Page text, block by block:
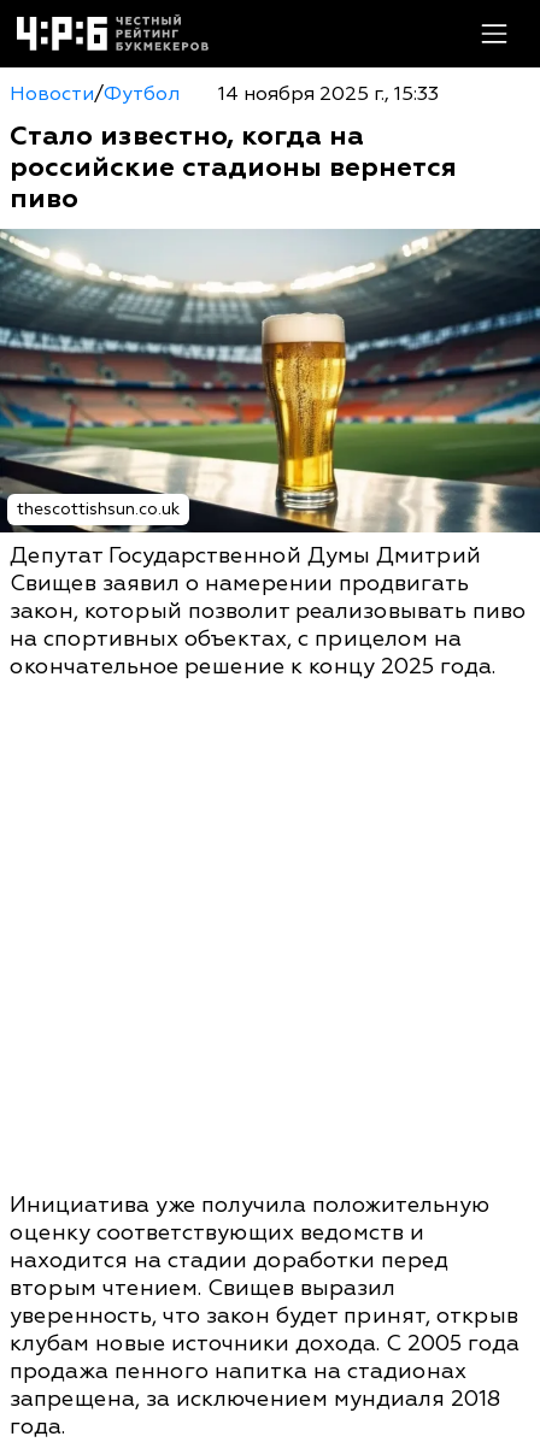
Новости/Футбол 14 ноября 2025 г., 15:33
Стало известно, когда на
российские стадионы вернется
пиво
thescottishsun.co.uk
Депутат Государственной Думы Дмитрий
Свищев заявил о намерении продвигать
закон, который позволит реализовывать пиво
на спортивных объектах, с прицелом на
окончательное решение к концу 2025 года.
Инициатива уже получила положительную
оценку соответствующих ведомств и
находится на стадии доработки перед
вторым чтением. Свищев выразил
уверенность, что закон будет принят, открыв
клубам новые источники дохода. С 2005 года
продажа пенного напитка на стадионах
запрещена, за исключением мундиаля 2018
года.